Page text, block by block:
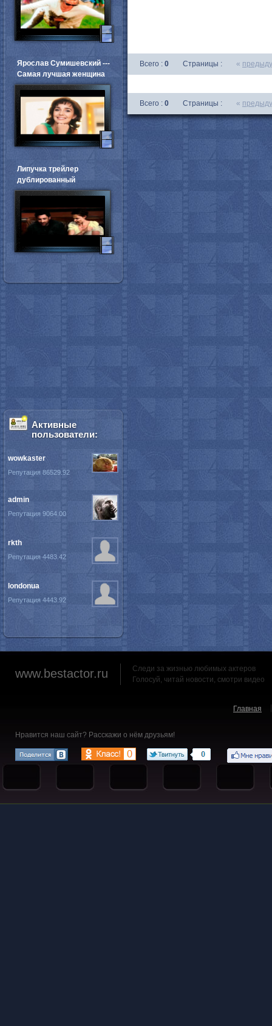
Всего : 0 Страницы : «
Всего : 0 Страницы : «
Ярослав Сумишевский ---
Самая лучшая женщина
Липучка трейлер
дублированный
Активные
пользователи:
wowkaster
Репутация 86529.92
admin
Репутация 9064.00
rkth
Репутация 4483.42
londonua
Репутация 4443.92
www.bestactor.ru
Следи за жизнью любимых актеров
Голосуй, читай новости, смотри видео
Главная
Нравится наш сайт? Расскажи о нём друзьям!